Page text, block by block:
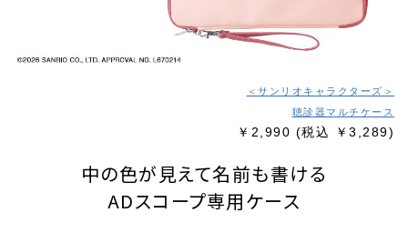
＜サンリオキャラクターズ＞
聴診器マルチケース
￥2,990 (税込 ￥3,289)
中の色が見えて名前も書ける
ADスコープ専用ケース